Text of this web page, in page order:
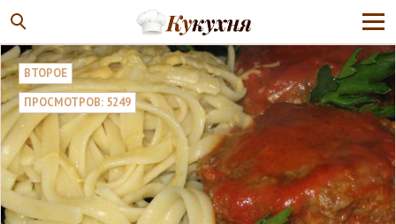
ВТОРОЕ
ПРОСМОТРОВ: 5249